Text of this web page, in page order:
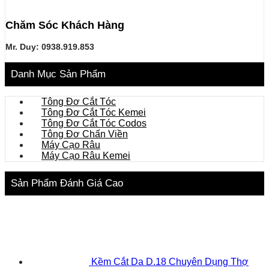
Chăm Sóc Khách Hàng
Mr. Duy: 0938.919.853
Danh Mục Sản Phẩm
Tông Đơ Cắt Tóc
Tông Đơ Cắt Tóc Kemei
Tông Đơ Cắt Tóc Codos
Tông Đơ Chấn Viền
Máy Cạo Râu
Máy Cạo Râu Kemei
Sản Phẩm Đánh Giá Cao
Kềm Cắt Da D.18 Chuyên Dụng Thợ